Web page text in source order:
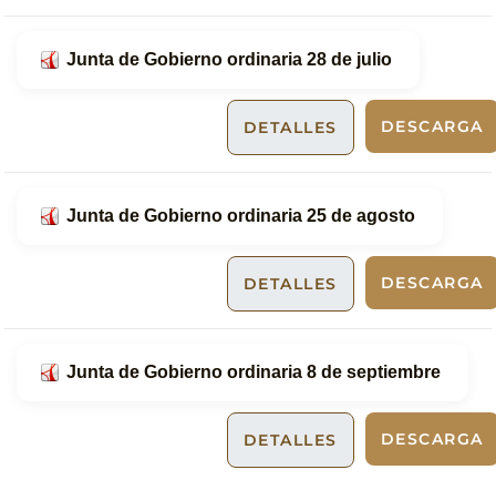
Junta de Gobierno ordinaria 28 de julio
DESCARGA
DETALLES
Junta de Gobierno ordinaria 25 de agosto
DESCARGA
DETALLES
Junta de Gobierno ordinaria 8 de septiembre
DESCARGA
DETALLES